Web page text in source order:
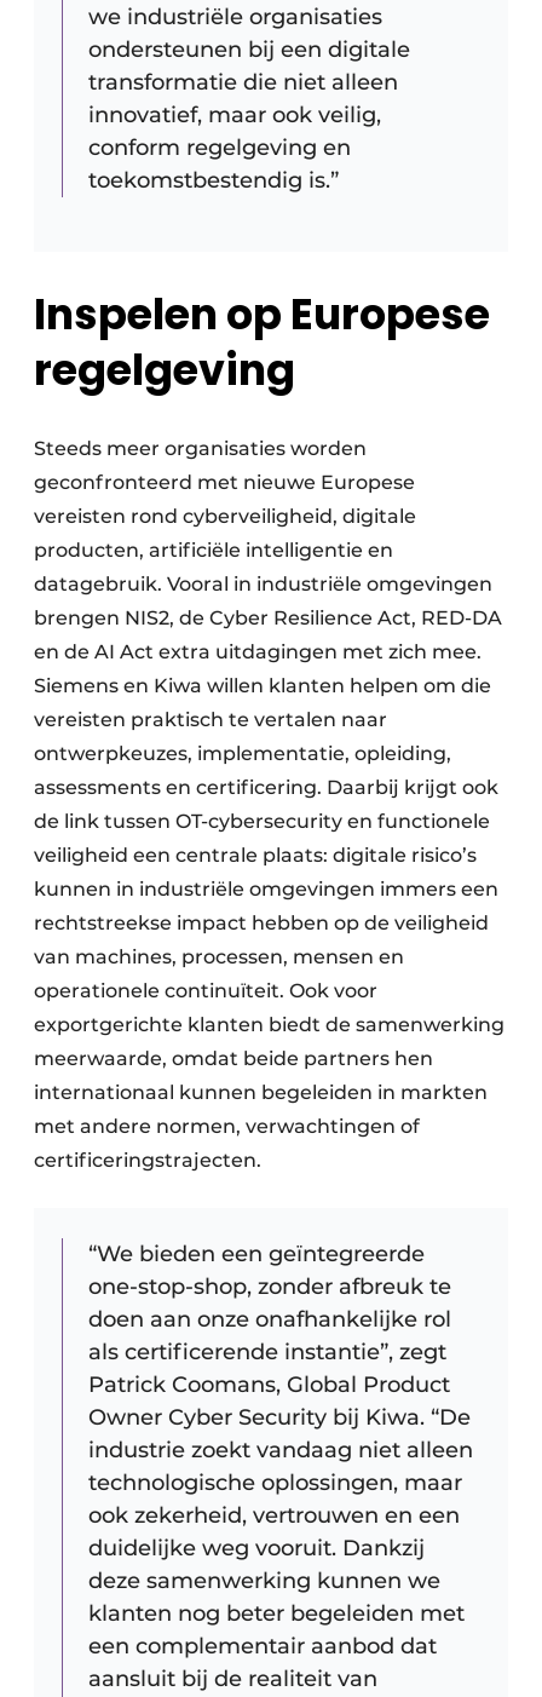
we industriële organisaties
ondersteunen bij een digitale
transformatie die niet alleen
innovatief, maar ook veilig,
conform regelgeving en
toekomstbestendig is.”
Inspelen op Europese
regelgeving
Steeds meer organisaties worden
geconfronteerd met nieuwe Europese
vereisten rond cyberveiligheid, digitale
producten, artificiële intelligentie en
datagebruik. Vooral in industriële omgevingen
brengen NIS2, de Cyber Resilience Act, RED-DA
en de AI Act extra uitdagingen met zich mee.
Siemens en Kiwa willen klanten helpen om die
vereisten praktisch te vertalen naar
ontwerpkeuzes, implementatie, opleiding,
assessments en certificering. Daarbij krijgt ook
de link tussen OT-cybersecurity en functionele
veiligheid een centrale plaats: digitale risico’s
kunnen in industriële omgevingen immers een
rechtstreekse impact hebben op de veiligheid
van machines, processen, mensen en
operationele continuïteit. Ook voor
exportgerichte klanten biedt de samenwerking
meerwaarde, omdat beide partners hen
internationaal kunnen begeleiden in markten
met andere normen, verwachtingen of
certificeringstrajecten.
“We bieden een geïntegreerde
one-stop-shop, zonder afbreuk te
doen aan onze onafhankelijke rol
als certificerende instantie”, zegt
Patrick Coomans, Global Product
Owner Cyber Security bij Kiwa. “De
industrie zoekt vandaag niet alleen
technologische oplossingen, maar
ook zekerheid, vertrouwen en een
duidelijke weg vooruit. Dankzij
deze samenwerking kunnen we
klanten nog beter begeleiden met
een complementair aanbod dat
aansluit bij de realiteit van